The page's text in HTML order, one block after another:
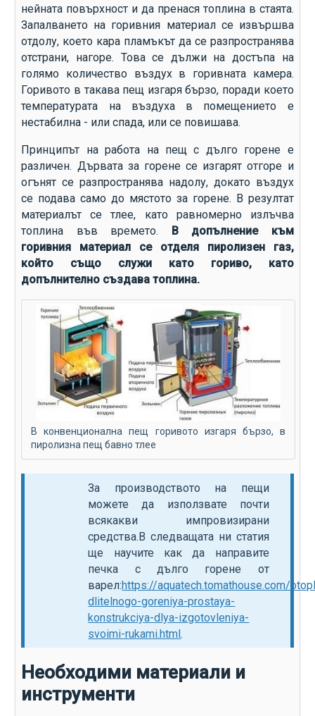
нейната повърхност и да пренася топлина в стаята.
Запалването на горивния материал се извършва
отдолу, което кара пламъкът да се разпространява
отстрани, нагоре. Това се дължи на достъпа на
голямо количество въздух в горивната камера.
Горивото в такава пещ изгаря бързо, поради което
температурата на въздуха в помещението е
нестабилна - или спада, или се повишава.
Принципът на работа на пещ с дълго горене е
различен. Дървата за горене се изгарят отгоре и
огънят се разпространява надолу, докато въздух
се подава само до мястото за горене. В резултат
материалът се тлее, като равномерно излъчва
топлина във времето.
В допълнение към
горивния материал се отделя пиролизен газ,
който също служи като гориво, като
допълнително създава топлина.
В конвенционална пещ горивото изгаря бързо, в
пиролизна пещ бавно тлее
За производството на пещи
можете да използвате почти
всякакви импровизирани
средства.В следващата ни статия
ще научите как да направите
печка с дълго горене от
варел:https://aquatech.tomathouse.com/
dlitelnogo-goreniya-prostaya-
konstrukciya-dlya-izgotovleniya-
svoimi-rukami.html.
Необходими материали и
инструменти